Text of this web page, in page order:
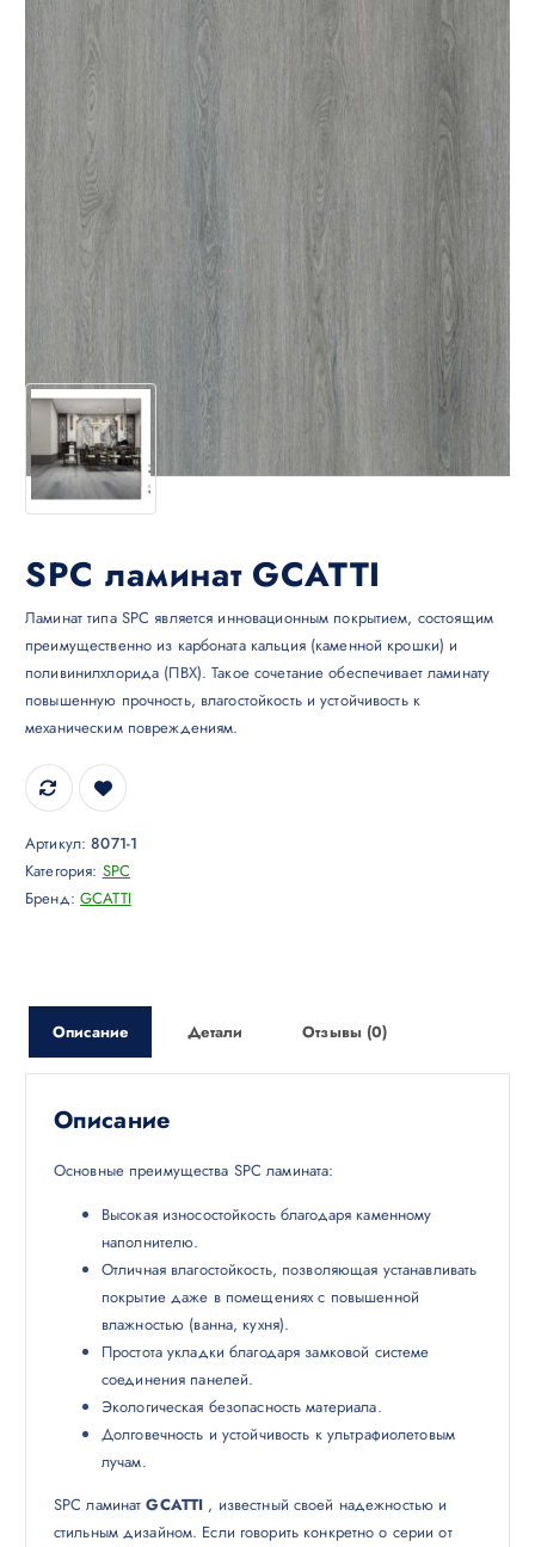
SPC ламинат GCATTI
Ламинат типа SPC является инновационным покрытием, состоящим
преимущественно из карбоната кальция (каменной крошки) и
поливинилхлорида (ПВХ). Такое сочетание обеспечивает ламинату
повышенную прочность, влагостойкость и устойчивость к
механическим повреждениям.
Артикул:8071-1
Категория: SPC
Бренд:GCATTI
Описание Детали Отзывы (0)
Описание
Основные преимущества SPC ламината:
Высокая износостойкость благодаря каменному
наполнителю.
Отличная влагостойкость, позволяющая устанавливать
покрытие даже в помещениях с повышенной
влажностью (ванна, кухня).
Простота укладки благодаря замковой системе
соединения панелей.
Экологическая безопасность материала.
Долговечность и устойчивость к ультрафиолетовым
лучам.
SPC ламинатGCATTI , известный своей надежностью и
стильным дизайном. Если говорить конкретно о серии от